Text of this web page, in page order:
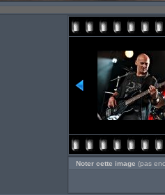
Noter cette image (pas